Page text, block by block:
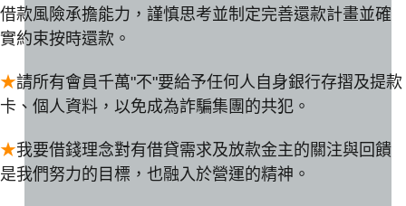
借款風險承擔能力，謹慎思考並制定完善還款計畫並確
實約束按時還款。
★請所有會員千萬"不"要給予任何人自身銀行存摺及提款
卡、個人資料，以免成為詐騙集團的共犯。
★我要借錢理念對有借貸需求及放款金主的關注與回饋
是我們努力的目標，也融入於營運的精神。